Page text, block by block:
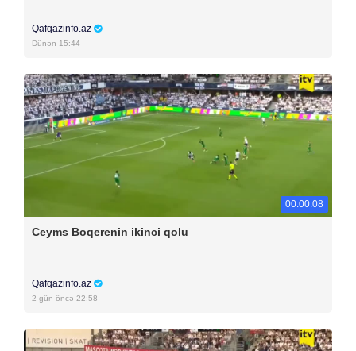
Qafqazinfo.az
Dünən 15:44
00:00:08
Ceyms Boqerenin ikinci qolu
Qafqazinfo.az
2 gün öncə 22:58